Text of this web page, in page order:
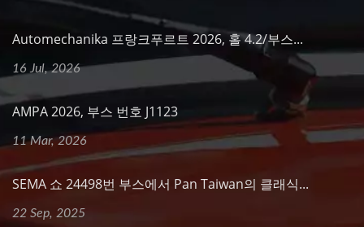
Automechanika 프랑크푸르트 2026, 홀 4.2/부스...
16 Jul, 2026
AMPA 2026, 부스 번호 J1123
11 Mar, 2026
SEMA 쇼 24498번 부스에서 Pan Taiwan의 클래식...
22 Sep, 2025